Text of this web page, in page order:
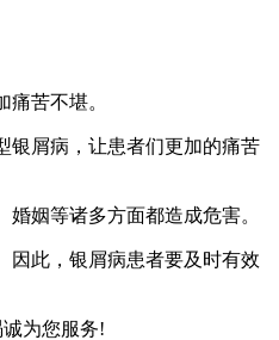
苦不堪。
屑病，让患者们更加的痛苦
姻等诸多方面都造成危害。
此，银屑病患者要及时有效
为您服务!